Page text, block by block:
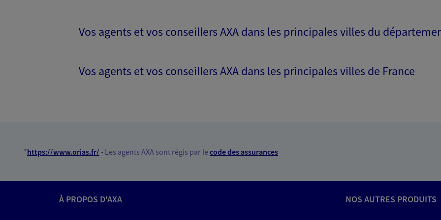
Vos agents et vos conseillers AXA dans les principales villes du
Vos agents et vos conseillers AXA dans les principales villes de France
*https://www.orias.fr/ - Les agents AXA sont régis par lecode des assurances
À PROPOS D'AXA NOS AUTRES PRODUITS